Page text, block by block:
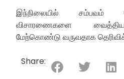
இந்நிலையில் சம்பவம்
விசாரணைகளை
மேற்கொண்டு வருவதாக
Share: